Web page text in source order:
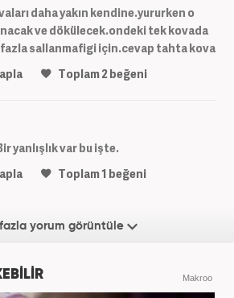
daha yakın kendine.yururken o
ve dökülecek.ondeki tek kovada
fazla sallanmafigi için.cevap tahta kova
Toplam2 beğeni
yanlışlık var bu işte.
Toplam1 beğeni
yorum görüntüle
Makroo